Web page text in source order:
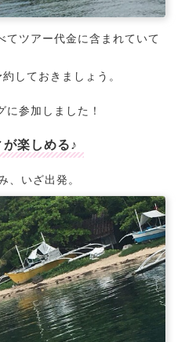
てツアー代金に含まれていて
しておきましょう。
参加しました！
楽しめる♪
、いざ出発。